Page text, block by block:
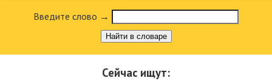
Введите слово →
Найти в словаре
Сейчас ищут: